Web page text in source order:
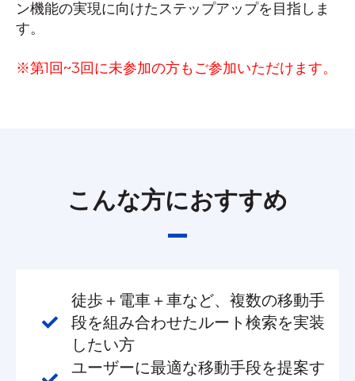
ン機能の実現に向けたステップアップを目指しま
す。
※第1回~3回に未参加の方もご参加いただけます。​
こんな方におすすめ
徒歩＋電車＋車など、複数の移動手
段を組み合わせたルート検索を実装
したい方
ユーザーに最適な移動手段を提案す